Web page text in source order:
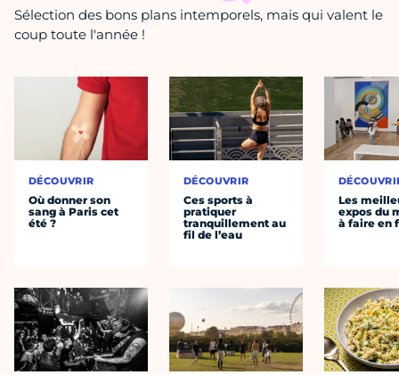
Sélection des bons plans intemporels, mais qui valent le
coup toute l'année !
DÉCOUVRIR
Où donner son
sang à Paris cet
été ?
DÉCOUVRIR
Ces sports à
pratiquer
tranquillement au
fil de l’eau
Les
expos du
à faire en